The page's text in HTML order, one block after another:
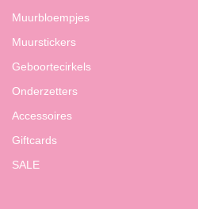
Muurbloempjes
Muurstickers
Geboortecirkels
Onderzetters
Accessoires
Giftcards
SALE